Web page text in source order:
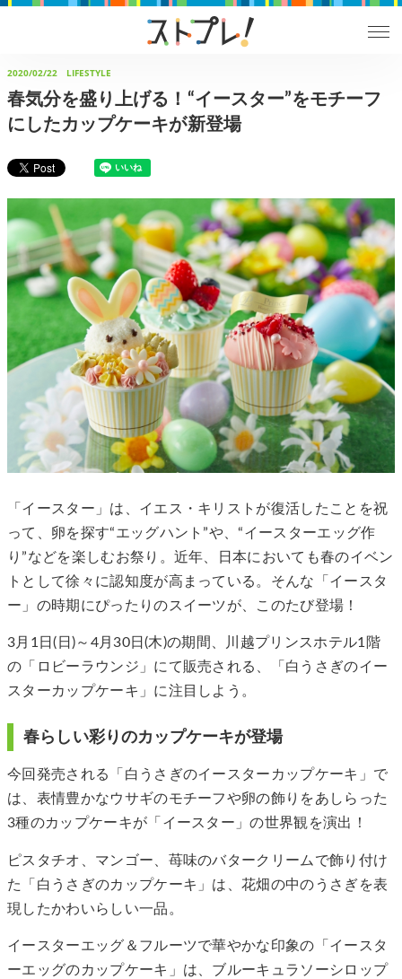
2020/02/22 LIFESTYLE
春気分を盛り上げる！“イースター”をモチーフ
にしたカップケーキが新登場
「イースター」は、イエス・キリストが復活したことを祝
って、卵を探す“エッグハント”や、“イースターエッグ作
り”などを楽しむお祭り。近年、日本においても春のイベン
トとして徐々に認知度が高まっている。そんな「イースタ
ー」の時期にぴったりのスイーツが、このたび登場！
3月1日(日)～4月30日(木)の期間、川越プリンスホテル1階
の「ロビーラウンジ」にて販売される、「白うさぎのイー
スターカップケーキ」に注目しよう。
春らしい彩りのカップケーキが登場
今回発売される「白うさぎのイースターカップケーキ」で
は、表情豊かなウサギのモチーフや卵の飾りをあしらった
3種のカップケーキが「イースター」の世界観を演出！
ピスタチオ、マンゴー、苺味のバタークリームで飾り付け
た「白うさぎのカップケーキ」は、花畑の中のうさぎを表
現したかわいらしい一品。
イースターエッグ＆フルーツで華やかな印象の「イースタ
ーエッグのカップケーキ」は、ブルーキュラソーシロップ